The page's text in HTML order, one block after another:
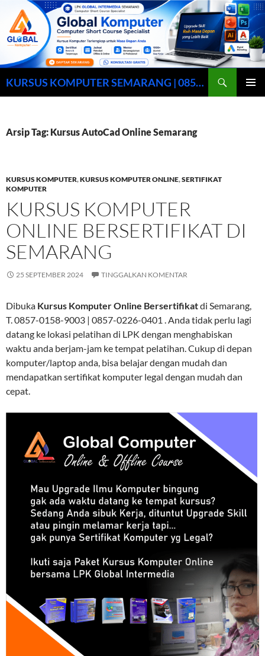
KURSUS KOMPUTER SEMARANG | 0857-0158-9003
Arsip Tag: Kursus AutoCad Online Semarang
KURSUS KOMPUTER,KURSUS KOMPUTER ONLINE,SERTIFIKAT
KOMPUTER
KURSUS KOMPUTER
ONLINE BERSERTIFIKAT DI
SEMARANG
25 SEPTEMBER 2024 TINGGALKAN KOMENTAR
Dibuka Kursus Komputer Online Bersertifikatdi Semarang,
T. 0857-0158-9003 | 0857-0226-0401 . Anda tidak perlu lagi
datang ke lokasi pelatihan di LPK dengan menghabiskan
waktu anda berjam-jam ke tempat pelatihan. Cukup di depan
komputer/laptop anda, bisa belajar dengan mudah dan
mendapatkan sertifikat komputer legal dengan mudah dan
cepat.